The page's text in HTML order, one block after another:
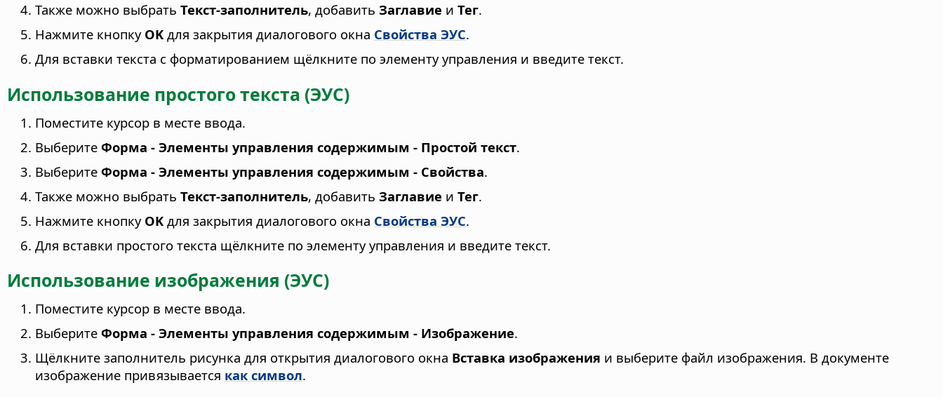
Также можно выбрать Текст-заполнитель, добавить Заглавие и Тег.
Нажмите кнопку OK для закрытия диалогового окна Свойства ЭУС.
Для вставки текста с форматированием щёлкните по элементу управления и введите текст.
Использование простого текста (ЭУС)
Поместите курсор в месте ввода.
Выберите Форма - Элементы управления содержимым - Простой текст.
Выберите Форма - Элементы управления содержимым - Свойства.
Также можно выбрать Текст-заполнитель, добавить Заглавие и Тег.
Нажмите кнопку OK для закрытия диалогового окна Свойства ЭУС.
Для вставки простого текста щёлкните по элементу управления и введите текст.
Использование изображения (ЭУС)
Поместите курсор в месте ввода.
Выберите Форма - Элементы управления содержимым - Изображение.
Щёлкните заполнитель рисунка для открытия диалогового окна Вставка изображения и выберите файл изображения. В документе
изображение привязывается как символ.